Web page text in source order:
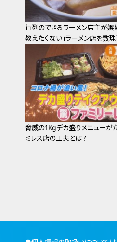
行列のできるラーメン店主が
教えたくない」ラーメン店を数
脅威の1Kgデカ盛りメニューが
ミレス店の工夫とは？